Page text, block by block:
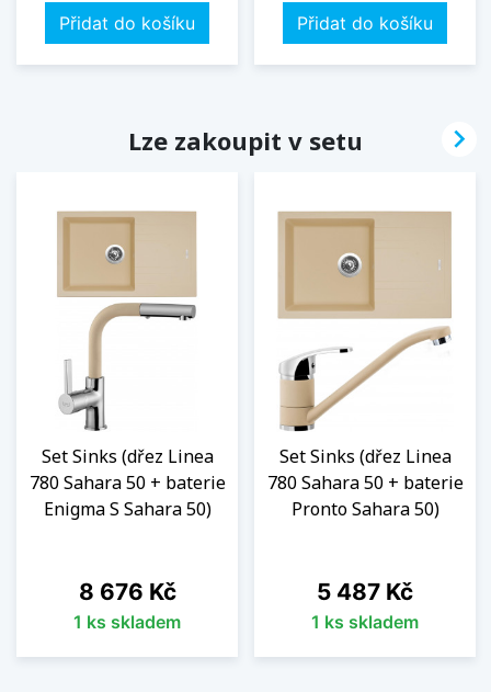
Přidat do košíku Přidat do košíku
Lze zakoupit v setu
Set Sinks (dřez Linea
780 Sahara 50 + baterie
Enigma S Sahara 50)
Cena
8 676 Kč
1 ks skladem
Set Sinks (dřez Linea
780 Sahara 50 + baterie
Pronto Sahara 50)
Cena
5 487 Kč
1 ks skladem
